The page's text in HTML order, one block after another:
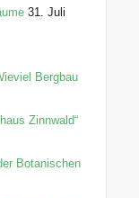
31. Juli
Bergbau
Zinnwald“
Botanischen